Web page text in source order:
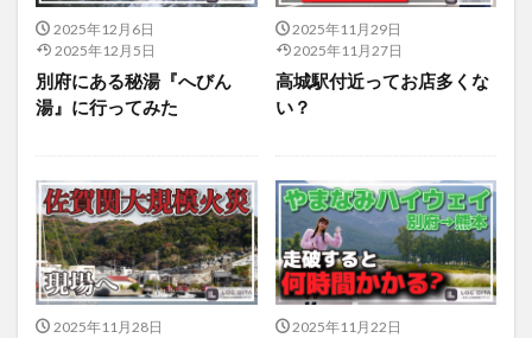
2025年12月6日
2025年12月5日
別府にある秘湯『へびん
湯』に行ってみた
2025年11月29日
2025年11月27日
高城駅付近ってお店多くな
い？
2025年11月28日
2025年11月22日